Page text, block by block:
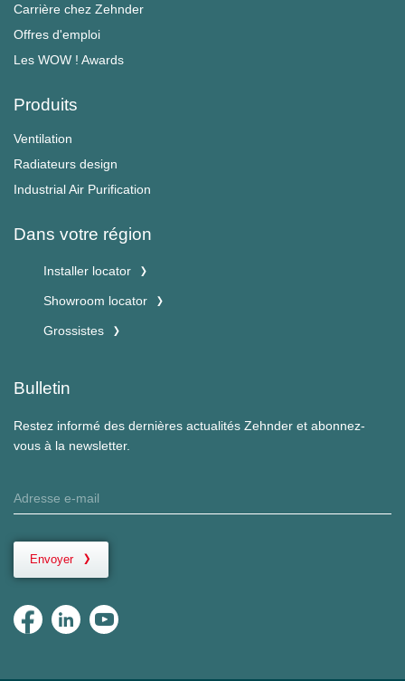
Carrière chez Zehnder
Offres d'emploi
Les WOW ! Awards
Produits
Ventilation
Radiateurs design
Industrial Air Purification
Dans votre région
Installer locator
Showroom locator
Grossistes
Bulletin
Restez informé des dernières actualités Zehnder et abonnez-
vous à la newsletter.
Envoyer